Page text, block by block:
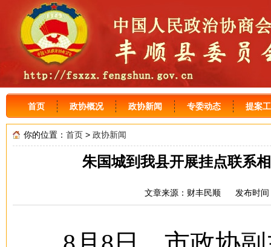
首页 政协概况 政协新闻 专委动态 提案
你的位置： 首页 > 政协新闻
朱国城到我县开展挂点联系
文章来源：财丰民顺 发布